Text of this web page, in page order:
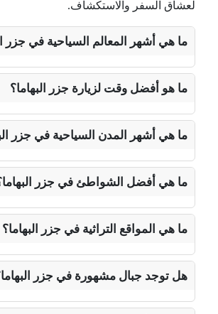
لعشاق السفر والاستكشاف.
ما هي أشهر المعالم السياحية في جزر
ما هو أفضل وقت لزيارة جزر البهاما؟
ما هي أشهر المدن السياحية في جزر
ما هي أفضل الشواطئ في جزر
ما هي المواقع التراثية في جزر البهاما؟
هل توجد جبال مشهورة في جزر